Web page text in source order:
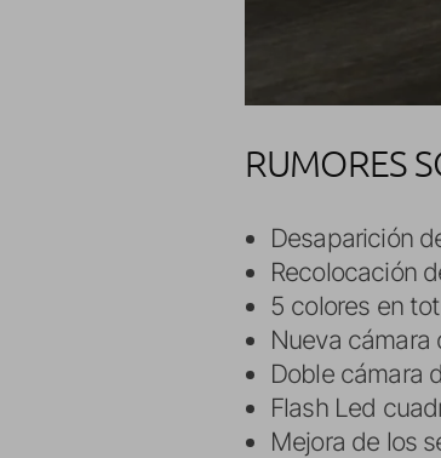
RUMORES
Desaparición
Recolocación
5 colores en
Nueva cámara
Doble cámara
Flash Led
Mejora de los